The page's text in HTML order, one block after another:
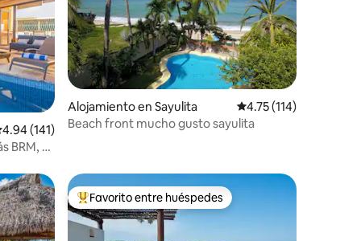
promedio: 4.94 de 5, 141 reseñas
4.94 (141)
BRM, 7
Alojamiento en Sayulita Calificación promedio:
4.75 (114)
Beach front mucho gusto sayulita
Favorito entre huéspedes preferido
Favorito entre huéspedes